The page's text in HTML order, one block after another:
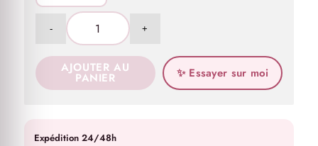
AJOUTER AU
PANIER ✨ Essayer sur moi
Expédition 24/48h